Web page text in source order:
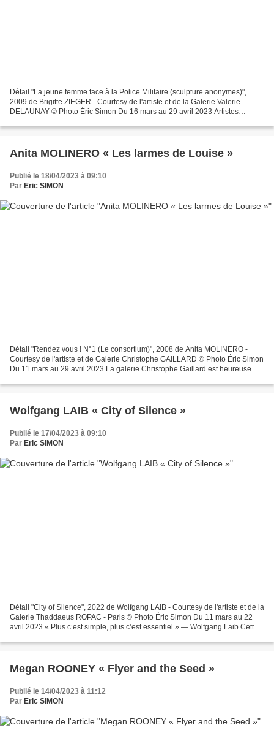
Détail "La jeune femme face à la Police Militaire (sculpture anonymes)",
2009 de Brigitte ZIEGER - Courtesy de l'artiste et de la Galerie Valerie
DELAUNAY © Photo Éric Simon Du 16 mars au 29 avril 2023 Artistes
Anita MOLINERO « Les larmes de Louise »
Publié le 18/04/2023 à 09:10
Par Eric SIMON
Détail "Rendez vous ! N°1 (Le consortium)", 2008 de Anita MOLINERO -
Courtesy de l'artiste et de Galerie Christophe GAILLARD © Photo Éric Simon
Du 11 mars au 29 avril 2023 La galerie Christophe Gaillard est heureuse
Wolfgang LAIB « City of Silence »
Publié le 17/04/2023 à 09:10
Par Eric SIMON
Détail "City of Silence", 2022 de Wolfgang LAIB - Courtesy de l'artiste et de la
Galerie Thaddaeus ROPAC - Paris © Photo Éric Simon Du 11 mars au 22
avril 2023 « Plus c’est simple, plus c’est essentiel » — Wolfgang Laib Cette
Megan ROONEY « Flyer and the Seed »
Publié le 14/04/2023 à 11:12
Par Eric SIMON